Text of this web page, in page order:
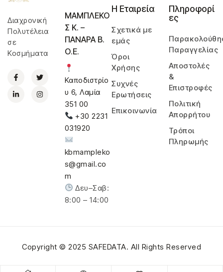
Διαχρονική
Πολυτέλεια
σε
Κοσμήματα
Η Εταιρεία
Σχετικά με
εμάς
Όροι
Χρήσης
Συχνές
Ερωτήσεις
Επικοινωνία
Πληροφορί
ες
Παραγγελίας
Αποστολές
&
Επιστροφές
Πολιτική
Απορρήτου
Τρόποι
Πληρωμής
ΜΑΜΠΛΕΚΟ
Σ Κ. –
ΠΑΝΑΡΑ Β.
Ο.Ε.
Καποδιστρίο
υ 6, Λαμία
351 00
+30 2231
031920
kbmampleko
s@gmail.co
m
Δευ–Σαβ:
8:00 – 14:00
Copyright © 2025 SAFEDATA. All Rights Reserved